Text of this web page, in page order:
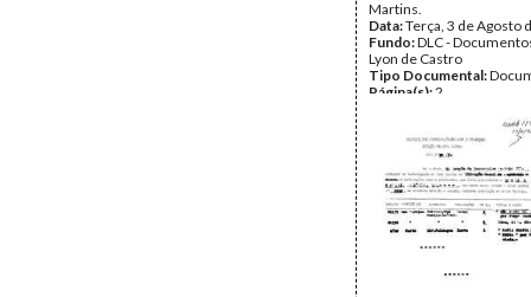
Martins.
Data:Terça, 3 de Agosto
Fundo:DLC -
Lyon de Castro
Tipo Documental:
Página(s):2